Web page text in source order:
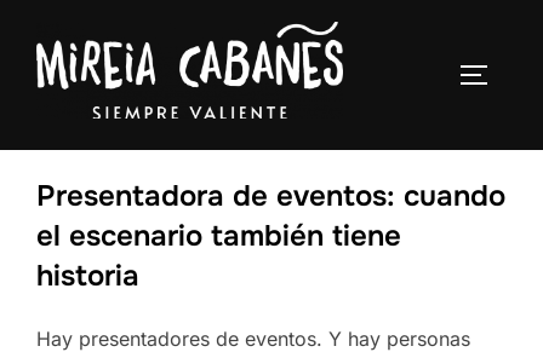
Presentadora de eventos: cuando
el escenario también tiene
historia
Hay presentadores de eventos. Y hay personas